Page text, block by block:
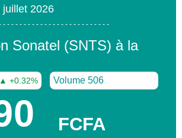
juillet 2026
- - - - - - - - - - - - - - - - - - - - - - - - - -
Sonatel (SNTS) à la
FCFA
▲ +0.32% Volume 506